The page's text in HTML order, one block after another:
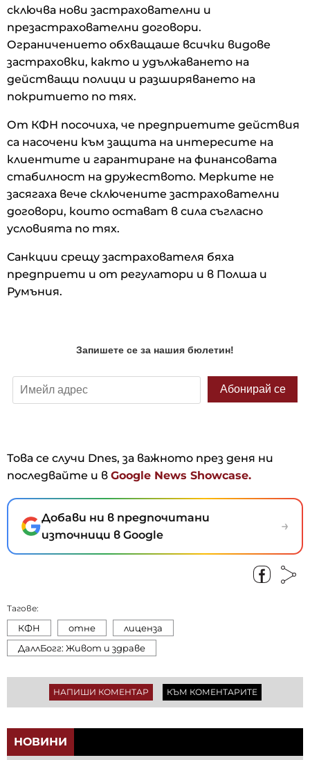
сключва нови застрахователни и
презастрахователни договори.
Ограничението обхващаше всички видове
застраховки, както и удължаването на
действащи полици и разширяването на
покритието по тях.
От КФН посочиха, че предприетите действия
са насочени към защита на интересите на
клиентите и гарантиране на финансовата
стабилност на дружеството. Мерките не
засягаха вече сключените застрахователни
договори, които остават в сила съгласно
условията по тях.
Санкции срещу застрахователя бяха
предприети и от регулатори и в Полша и
Румъния.
Това се случи Dnes, за важното през деня ни
последвайте и в Google News Showcase.
Добави ни в предпочитани
източници в Google
→
Тагове:
КФН отне
лиценза
ДаллБогг: Живот и здраве
НАПИШИ КОМЕНТАР КЪМ КОМЕНТАРИТЕ
НОВИНИ